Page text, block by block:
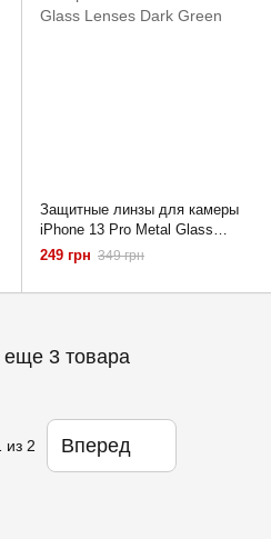
Защитные линзы для камеры
iPhone 13 Pro Metal Glass
Lenses Dark Green
249 грн 349 грн
еще 3 товара
из 2 Вперед